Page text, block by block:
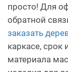
просто! Для
обратной
заказать
каркасе, срок
материала